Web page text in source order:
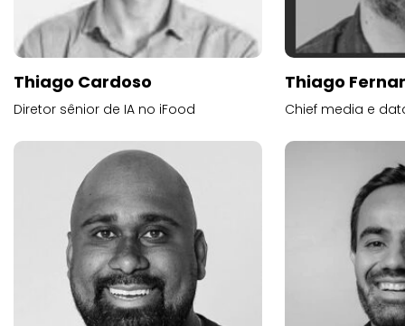
Thiago Cardoso
Diretor sênior de IA no iFood
Thiago
Chief media e